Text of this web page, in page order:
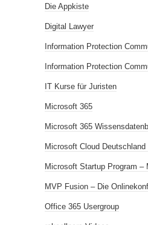
Die Appkiste
Digital Lawyer
Information Protection
Information Protection
IT Kurse für Juristen
Microsoft 365
Microsoft 365
Microsoft Cloud Deutschland
Microsoft Startup Program –
MVP Fusion – Die
Office 365 Usergroup